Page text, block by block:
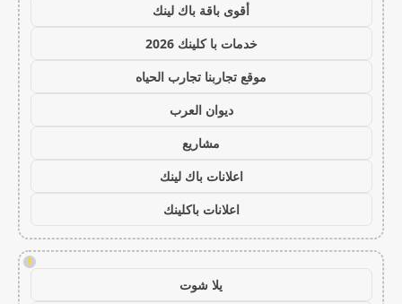
أقوى باقة باك لينك
خدمات با كلينك 2026
موقع تجاربنا تجارب الحياه
ديوان العرب
مشاريع
اعلانات باك لينك
اعلانات باكلينك
!
يلا شوت